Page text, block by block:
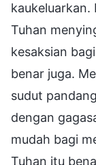
kaukeluarkan.
Tuhan
kesaksian
benar juga.
sudut
dengan
mudah bagi
Tuhan itu